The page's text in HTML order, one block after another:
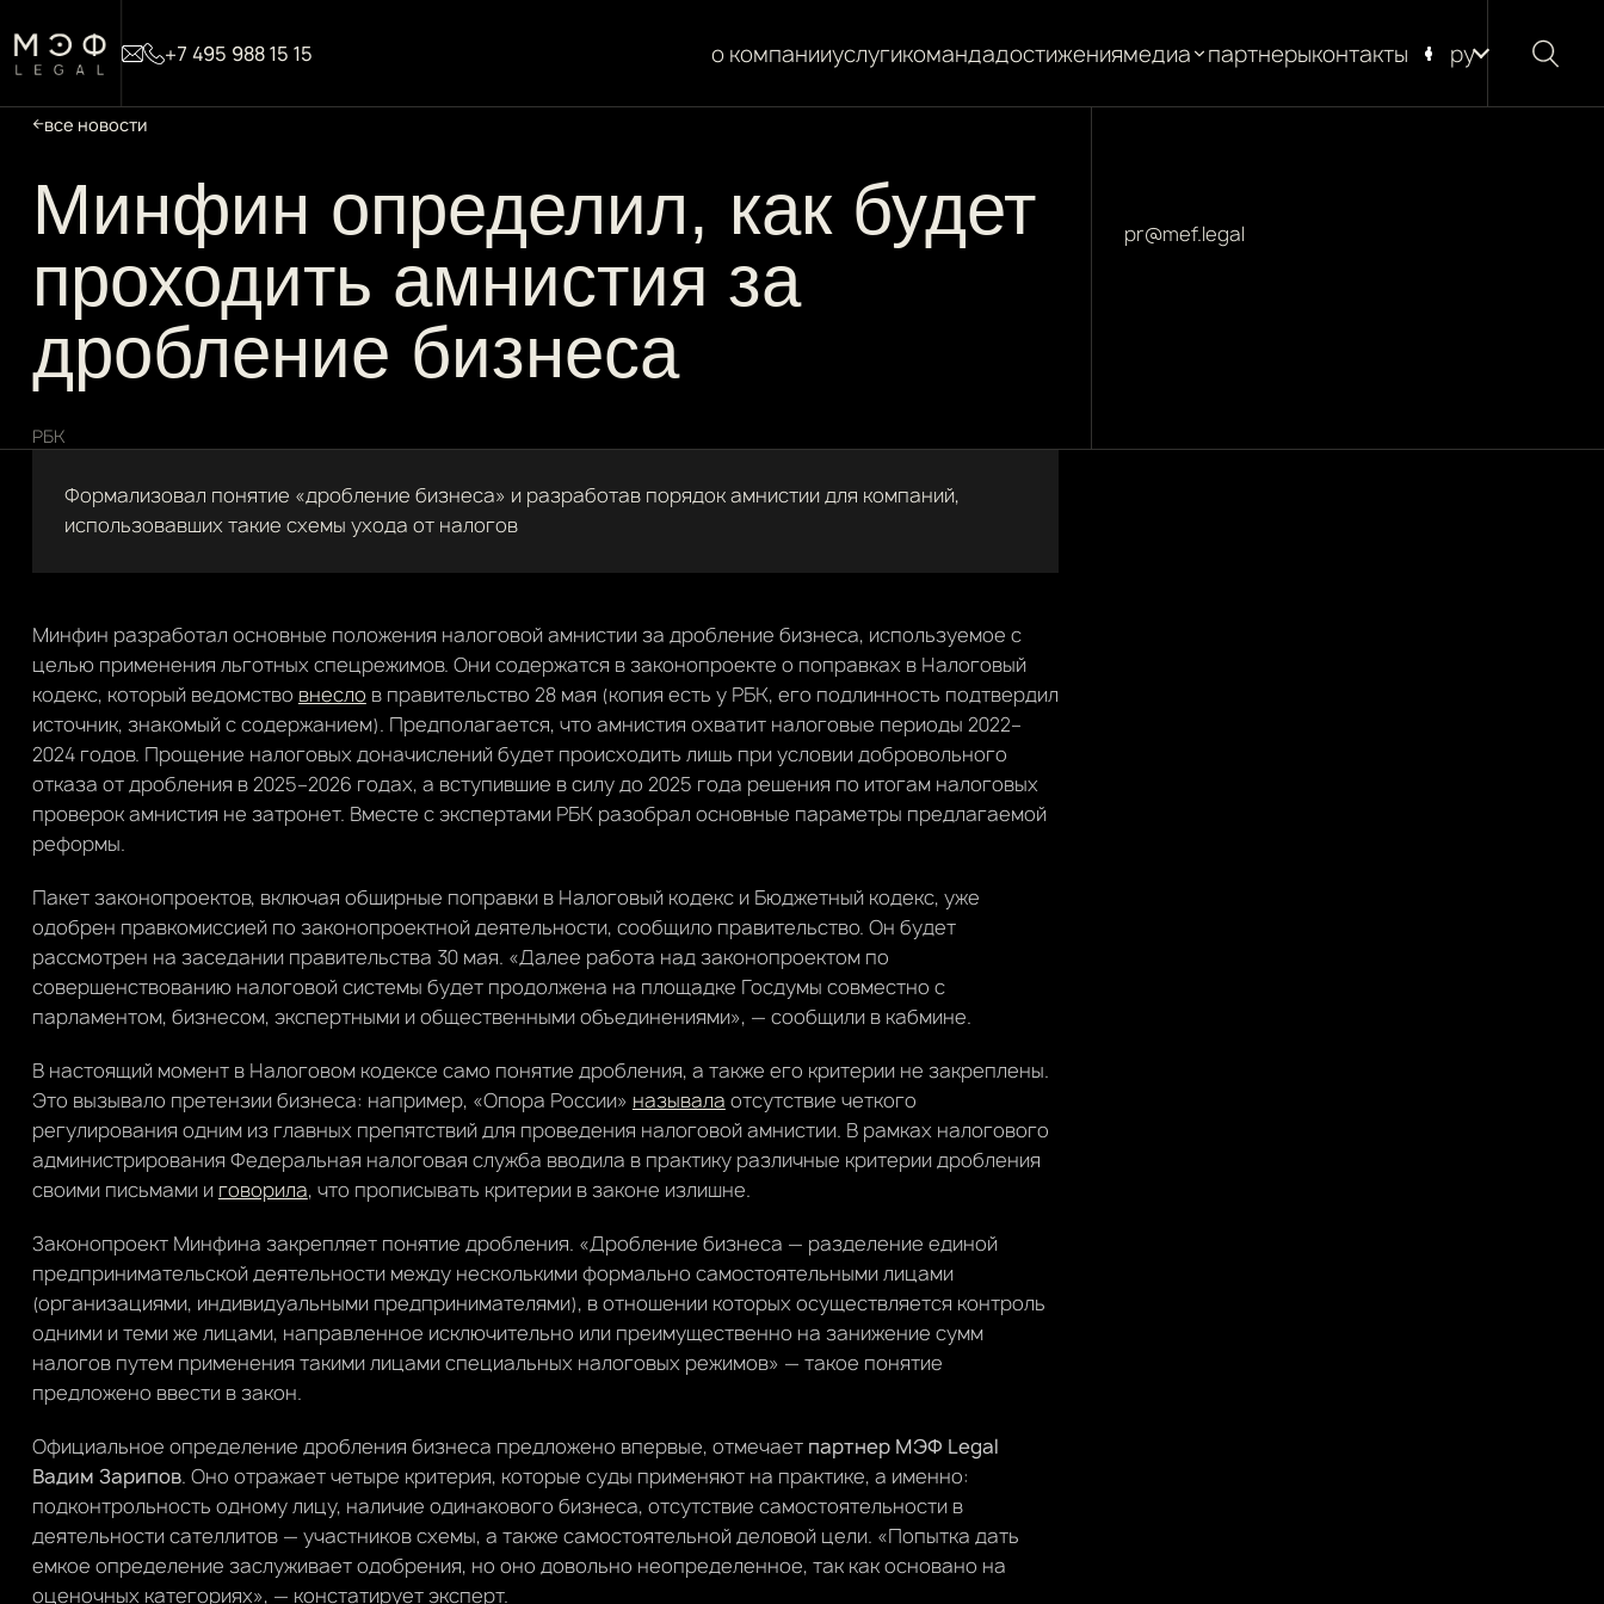
+7 495 988 15 15 о компанииуслугикомандадостижениямедиа
новости
партнерыконтакты ру
все новости
Минфин определил, как будет
проходить амнистия за
дробление бизнеса
РБК
pr@mef.legal
Формализовал понятие «дробление бизнеса» и разработав порядок амнистии для компаний,
использовавших такие схемы ухода от налогов
Минфин разработал основные положения налоговой амнистии за дробление бизнеса, используемое с
целью применения льготных спецрежимов. Они содержатся в законопроекте о поправках в Налоговый
кодекс, который ведомство внесло в правительство 28 мая (копия есть у РБК, его подлинность подтвердил
источник, знакомый с содержанием). Предполагается, что амнистия охватит налоговые периоды 2022–
2024 годов. Прощение налоговых доначислений будет происходить лишь при условии добровольного
отказа от дробления в 2025–2026 годах, а вступившие в силу до 2025 года решения по итогам налоговых
проверок амнистия не затронет. Вместе с экспертами РБК разобрал основные параметры предлагаемой
реформы.
Пакет законопроектов, включая обширные поправки в Налоговый кодекс и Бюджетный кодекс, уже
одобрен правкомиссией по законопроектной деятельности, сообщило правительство. Он будет
рассмотрен на заседании правительства 30 мая. «Далее работа над законопроектом по
совершенствованию налоговой системы будет продолжена на площадке Госдумы совместно с
парламентом, бизнесом, экспертными и общественными объединениями», — сообщили в кабмине.
В настоящий момент в Налоговом кодексе само понятие дробления, а также его критерии не закреплены.
Это вызывало претензии бизнеса: например, «Опора России» называла отсутствие четкого
регулирования одним из главных препятствий для проведения налоговой амнистии. В рамках налогового
администрирования Федеральная налоговая служба вводила в практику различные критерии дробления
своими письмами и говорила, что прописывать критерии в законе излишне.
Законопроект Минфина закрепляет понятие дробления. «Дробление бизнеса — разделение единой
предпринимательской деятельности между несколькими формально самостоятельными лицами
(организациями, индивидуальными предпринимателями), в отношении которых осуществляется контроль
одними и теми же лицами, направленное исключительно или преимущественно на занижение сумм
налогов путем применения такими лицами специальных налоговых режимов» — такое понятие
предложено ввести в закон.
Официальное определение дробления бизнеса предложено впервые, отмечает партнер МЭФ Legal
Вадим Зарипов. Оно отражает четыре критерия, которые суды применяют на практике, а именно:
подконтрольность одному лицу, наличие одинакового бизнеса, отсутствие самостоятельности в
деятельности сателлитов — участников схемы, а также самостоятельной деловой цели. «Попытка дать
емкое определение заслуживает одобрения, но оно довольно неопределенное, так как основано на
оценочных категориях», — констатирует эксперт.